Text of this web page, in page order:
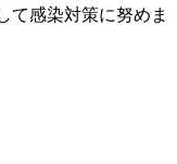
て感染対策に努めま